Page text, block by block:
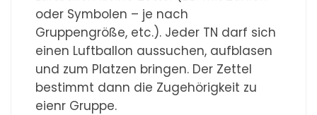
oder Symbolen – je nach
Gruppengröße, etc.). Jeder TN darf sich
einen Luftballon aussuchen, aufblasen
und zum Platzen bringen. Der Zettel
bestimmt dann die Zugehörigkeit zu
eienr Gruppe.